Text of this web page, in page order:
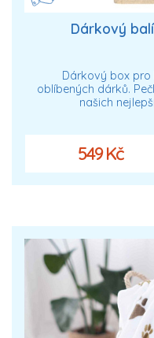
Dárkový
Dárkový box pro
oblíbených dárků.
našich
549 Kč